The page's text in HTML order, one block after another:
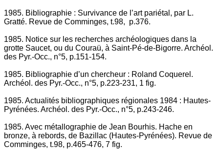
1985. Bibliographie : Survivance de l’art pariétal, par L.
Gratté. Revue de Comminges, t.98, p.376.
1985. Notice sur les recherches archéologiques dans la
grotte Saucet, ou du Couraü, à Saint-Pé-de-Bigorre. Archéol.
des Pyr.-Occ., n°5, p.151-154.
1985. Bibliographie d’un chercheur : Roland Coquerel.
Archéol. des Pyr.-Occ., n°5, p.223-231, 1 fig.
1985. Actualités bibliographiques régionales 1984 : Hautes-
Pyrénées. Archéol. des Pyr.-Occ., n°5, p.243-246.
1985. Avec métallographie de Jean Bourhis. Hache en
bronze, à rebords, de Bazillac (Hautes-Pyrénées). Revue de
Comminges, t.98, p.465-476, 7 fig.